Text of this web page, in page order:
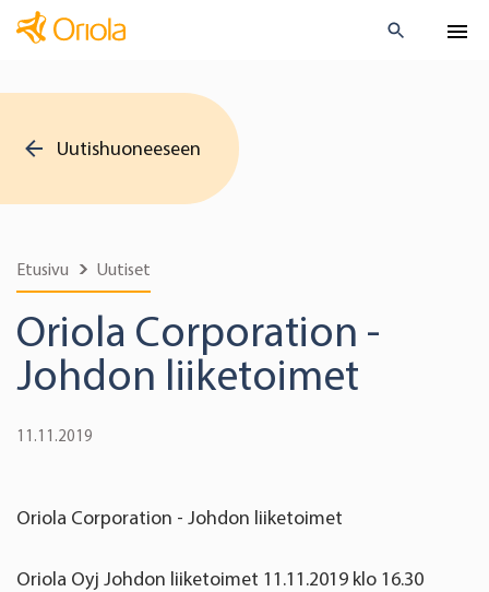
Uutishuoneeseen
Etusivu Uutiset
Oriola Corporation -
Johdon liiketoimet
11.11.2019
Oriola Corporation - Johdon liiketoimet
Oriola Oyj Johdon liiketoimet 11.11.2019 klo 16.30